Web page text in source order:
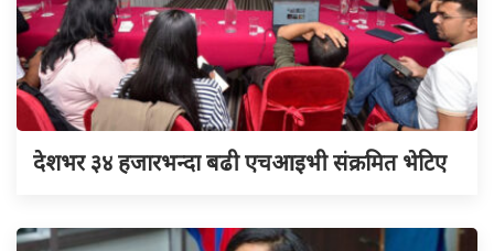
देशभर ३४ हजारभन्दा बढी एचआइभी संक्रमित भेटिए